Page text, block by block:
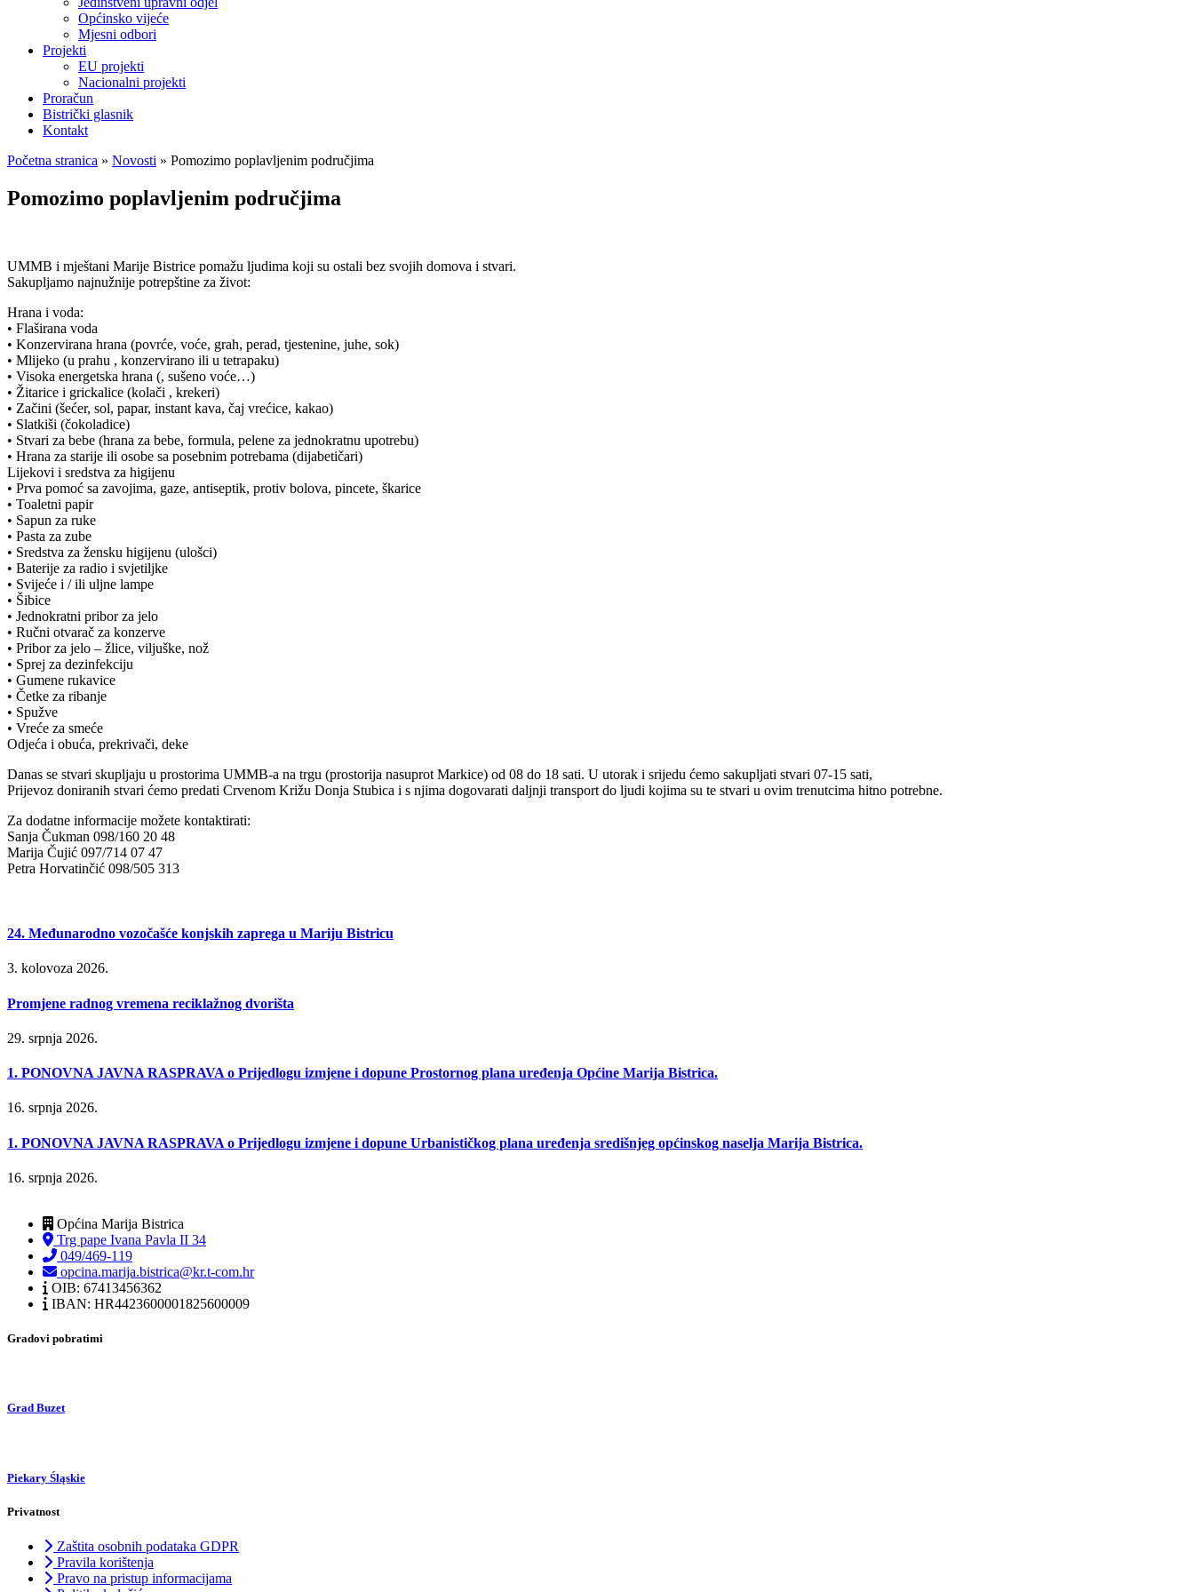
Općinsko vijeće
Mjesni odbori
Projekti
EU projekti
Nacionalni projekti
Proračun
Bistrički glasnik
Kontakt
Početna stranica » Novosti » Pomozimo poplavljenim područjima
Pomozimo poplavljenim područjima
UMMB i mještani Marije Bistrice pomažu ljudima koji su ostali bez svojih domova i stvari.
Sakupljamo najnužnije potrepštine za život:
Hrana i voda:
• Flaširana voda
• Konzervirana hrana (povrće, voće, grah, perad, tjestenine, juhe, sok)
• Mlijeko (u prahu , konzervirano ili u tetrapaku)
• Visoka energetska hrana (, sušeno voće…)
• Žitarice i grickalice (kolači , krekeri)
• Začini (šećer, sol, papar, instant kava, čaj vrećice, kakao)
• Slatkiši (čokoladice)
• Stvari za bebe (hrana za bebe, formula, pelene za jednokratnu upotrebu)
• Hrana za starije ili osobe sa posebnim potrebama (dijabetičari)
Lijekovi i sredstva za higijenu
• Prva pomoć sa zavojima, gaze, antiseptik, protiv bolova, pincete, škarice
• Toaletni papir
• Sapun za ruke
• Pasta za zube
• Sredstva za žensku higijenu (ulošci)
• Baterije za radio i svjetiljke
• Svijeće i / ili uljne lampe
• Šibice
• Jednokratni pribor za jelo
• Ručni otvarač za konzerve
• Pribor za jelo – žlice, viljuške, nož
• Sprej za dezinfekciju
• Gumene rukavice
• Četke za ribanje
• Spužve
• Vreće za smeće
Odjeća i obuća, prekrivači, deke
Danas se stvari skupljaju u prostorima UMMB-a na trgu (prostorija nasuprot Markice) od 08 do 18 sati. U utorak i srijedu ćemo sakupljati stvari 07-15 sati,
Prijevoz doniranih stvari ćemo predati Crvenom Križu Donja Stubica i s njima dogovarati daljnji transport do ljudi kojima su te stvari u ovim trenutcima hitno potrebne.
Za dodatne informacije možete kontaktirati:
Sanja Čukman 098/160 20 48
Marija Čujić 097/714 07 47
Petra Horvatinčić 098/505 313
24. Međunarodno vozočašće konjskih zaprega u Mariju Bistricu
3. kolovoza 2026.
Promjene radnog vremena reciklažnog dvorišta
29. srpnja 2026.
1. PONOVNA JAVNA RASPRAVA o Prijedlogu izmjene i dopune Prostornog plana uređenja Općine Marija Bistrica.
16. srpnja 2026.
1. PONOVNA JAVNA RASPRAVA o Prijedlogu izmjene i dopune Urbanističkog plana uređenja središnjeg općinskog naselja Marija Bistrica.
16. srpnja 2026.
Općina Marija Bistrica
Trg pape Ivana Pavla II 34
049/469-119
opcina.marija.bistrica@kr.t-com.hr
OIB: 67413456362
IBAN: HR4423600001825600009
Gradovi pobratimi
Grad Buzet
Piekary Śląskie
Privatnost
Zaštita osobnih podataka GDPR
Pravila korištenja
Pravo na pristup informacijama